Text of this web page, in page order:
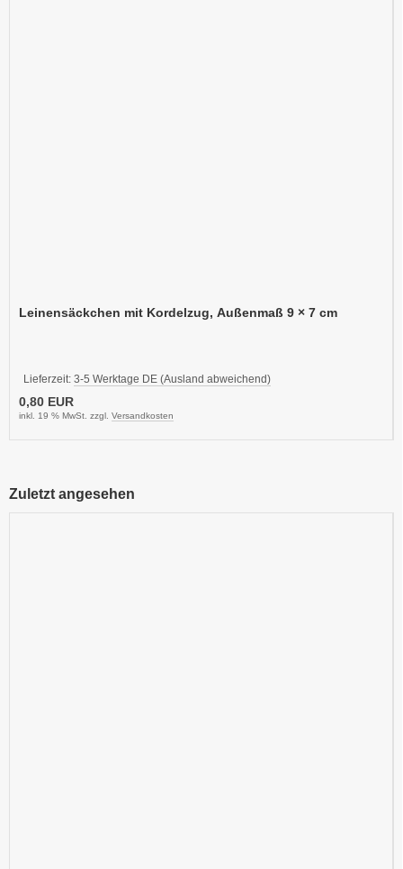
Leinensäckchen mit Kordelzug, Außenmaß 9 × 7 cm
Lieferzeit: 3-5 Werktage DE (Ausland abweichend)
0,80 EUR
inkl. 19 % MwSt. zzgl. Versandkosten
Zuletzt angesehen